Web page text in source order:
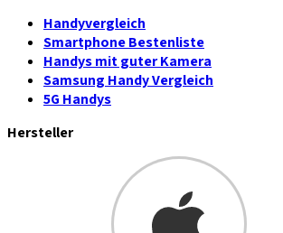
Handyvergleich
Smartphone Bestenliste
Handys mit guter Kamera
Samsung Handy Vergleich
5G Handys
Hersteller